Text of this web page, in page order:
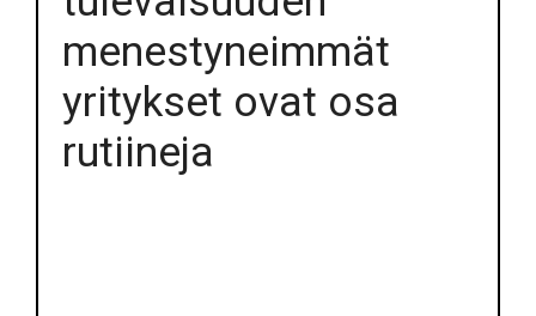
menestyneimmät
yritykset ovat osa
rutiineja